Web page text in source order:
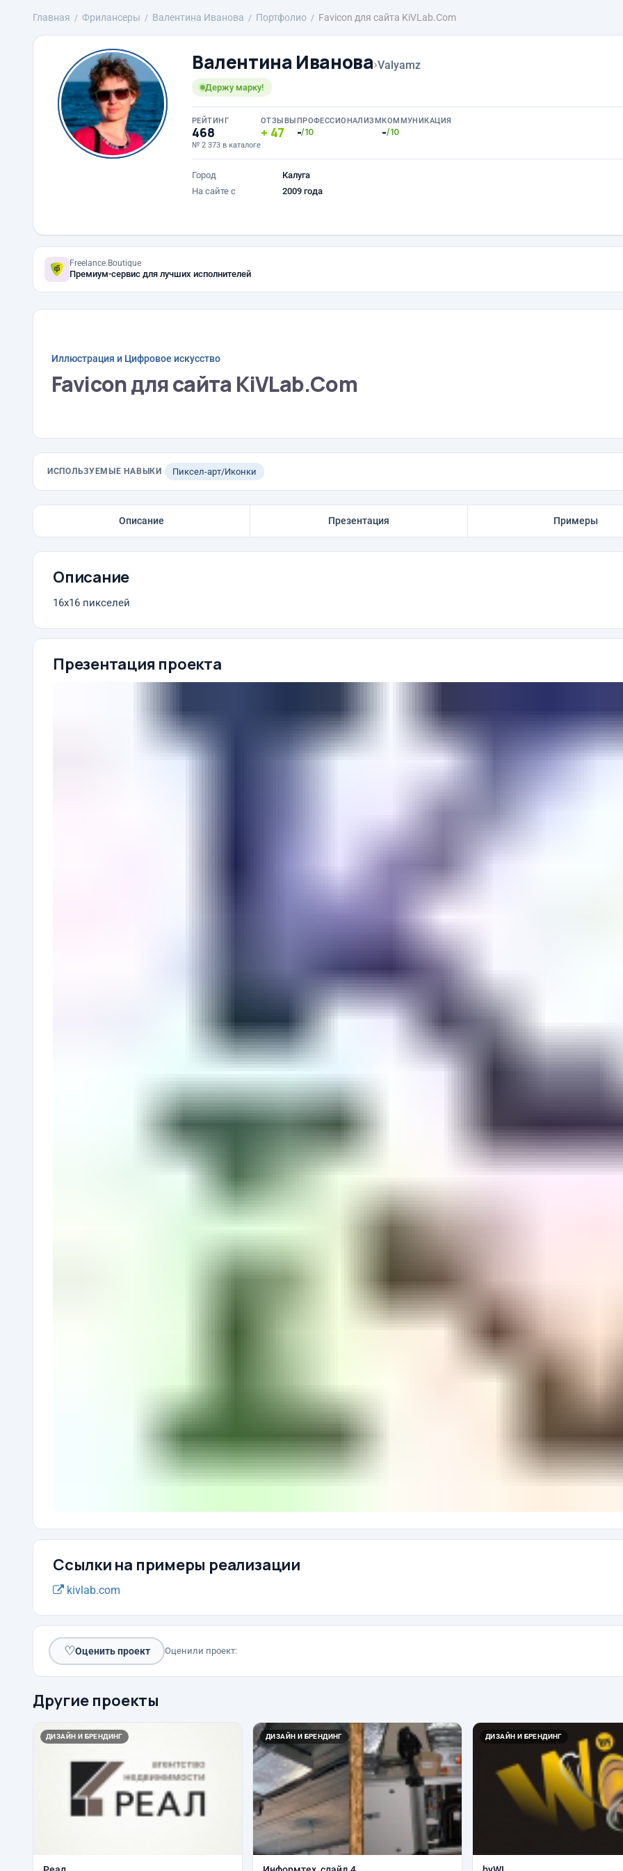
Главная Фрилансеры Валентина Иванова Портфолио Favicon для сайта KiVLab.Com
Валентина Иванова›Valyamz
Держу марку!
РЕЙТИНГ
468
№ 2 373 в каталоге
ОТЗЫВЫ
47
ПРОФЕССИОНАЛИЗМ
-/10
КОММУНИКАЦИЯ
-/10
Город
Калуга
На сайте с
2009 года
Freelance.Boutique
Премиум-сервис для лучших исполнителей
Иллюстрация и Цифровое искусство
Favicon для сайта KiVLab.Com
ИСПОЛЬЗУЕМЫЕ НАВЫКИ Пиксел-арт/Иконки
Описание Презентация Примеры
Описание
16х16 пикселей
Презентация проекта
Ссылки на примеры реализации
kivlab.com
♡Оценить проект Оценили проект:
Другие проекты
ДИЗАЙН И БРЕНДИНГ ДИЗАЙН И БРЕНДИНГ ДИЗАЙН И БРЕНДИНГ